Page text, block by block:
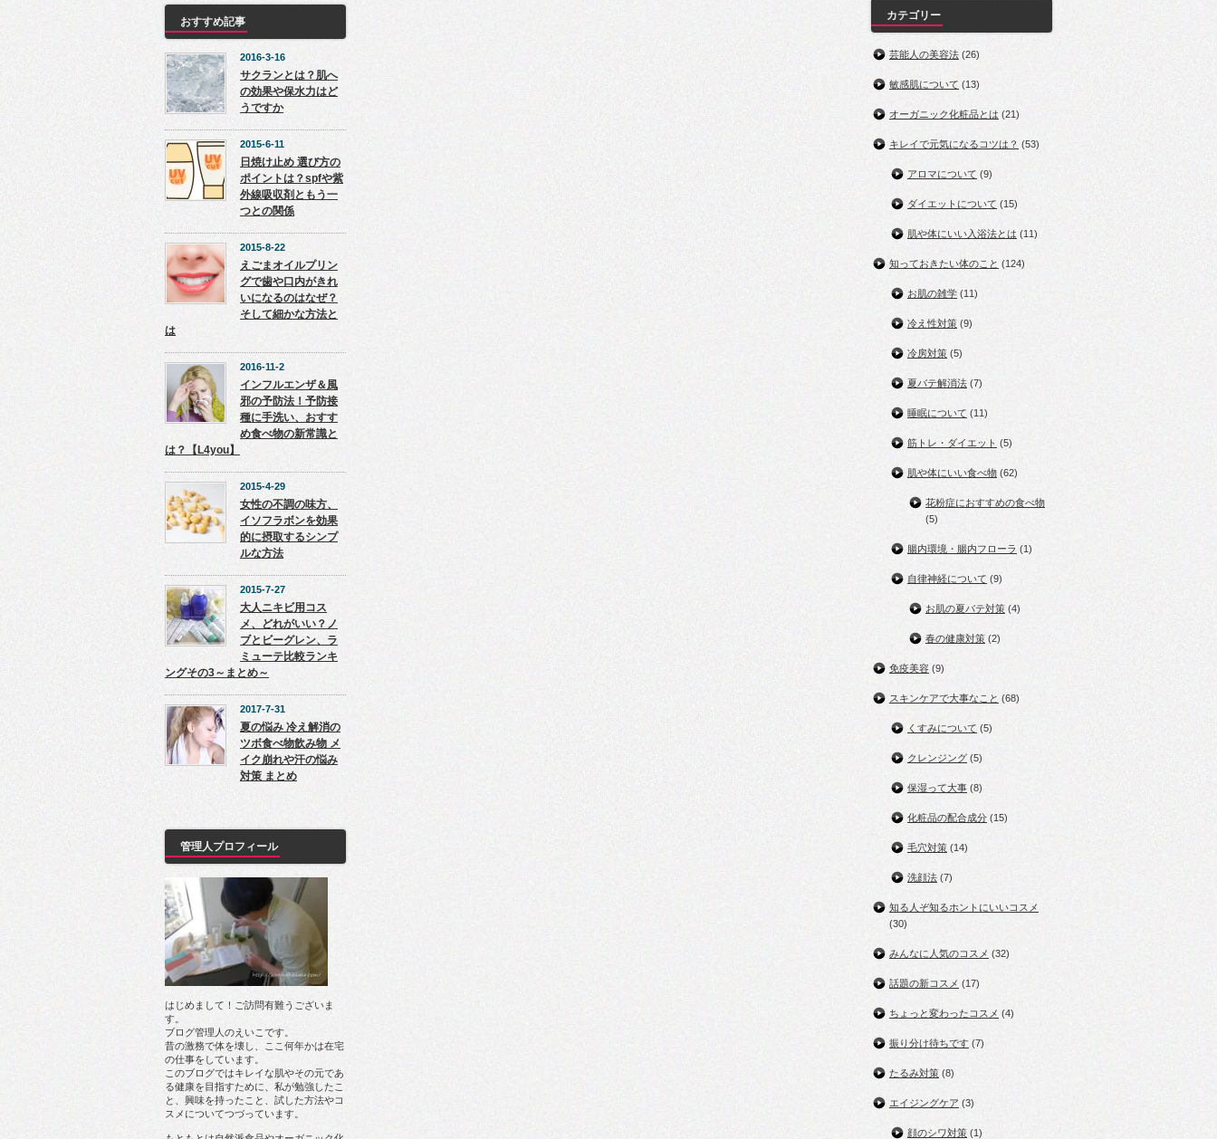
おすすめ記事
2016-3-16
サクランとは？肌へ
の効果や保水力はど
うですか
2015-6-11
日焼け止め 選び方の
ポイントは？spfや紫
外線吸収剤ともう一
つとの関係
2015-8-22
えごまオイルプリン
グで歯や口内がきれ
いになるのはなぜ？
そして細かな方法と
は
2016-11-2
インフルエンザ＆風
邪の予防法！予防接
種に手洗い、おすす
め食べ物の新常識と
は？【L4you】
2015-4-29
女性の不調の味方、
イソフラボンを効果
的に摂取するシンプ
ルな方法
2015-7-27
大人ニキビ用コス
メ、どれがいい？ノ
ブとビーグレン、ラ
ミューテ比較ランキ
ングその3～まとめ～
2017-7-31
夏の悩み 冷え解消の
ツボ食べ物飲み物 メ
イク崩れや汗の悩み
対策 まとめ
管理人プロフィール
はじめまして！ご訪問有難うございま
す。
ブログ管理人のえいこです。
昔の激務で体を壊し、ここ何年かは在宅
の仕事をしています。
このブログではキレイな肌やその元であ
る健康を目指すために、私が勉強したこ
と、興味を持ったこと、試した方法やコ
スメについてつづっています。
カテゴリー
芸能人の美容法 (26)
敏感肌について (13)
オーガニック化粧品とは (21)
キレイで元気になるコツは？ (53)
アロマについて (9)
ダイエットについて (15)
肌や体にいい入浴法とは (11)
知っておきたい体のこと (124)
お肌の雑学 (11)
冷え性対策 (9)
冷房対策 (5)
夏バテ解消法 (7)
睡眠について (11)
筋トレ・ダイエット (5)
肌や体にいい食べ物 (62)
花粉症におすすめの食べ物
(5)
腸内環境・腸内フローラ (1)
自律神経について (9)
お肌の夏バテ対策 (4)
春の健康対策 (2)
免疫美容 (9)
スキンケアで大事なこと (68)
くすみについて (5)
クレンジング (5)
保湿って大事 (8)
化粧品の配合成分 (15)
毛穴対策 (14)
洗顔法 (7)
知る人ぞ知るホントにいいコスメ
(30)
みんなに人気のコスメ (32)
話題の新コスメ (17)
ちょっと変わったコスメ (4)
振り分け待ちです (7)
たるみ対策 (8)
エイジングケア (3)
顔のシワ対策 (1)